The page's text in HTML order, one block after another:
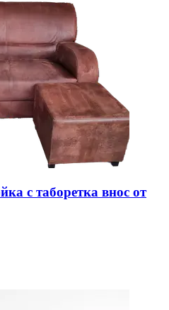
с таборетка внос от